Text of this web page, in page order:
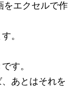
をエクセルで作
。
す。
あとはそれを